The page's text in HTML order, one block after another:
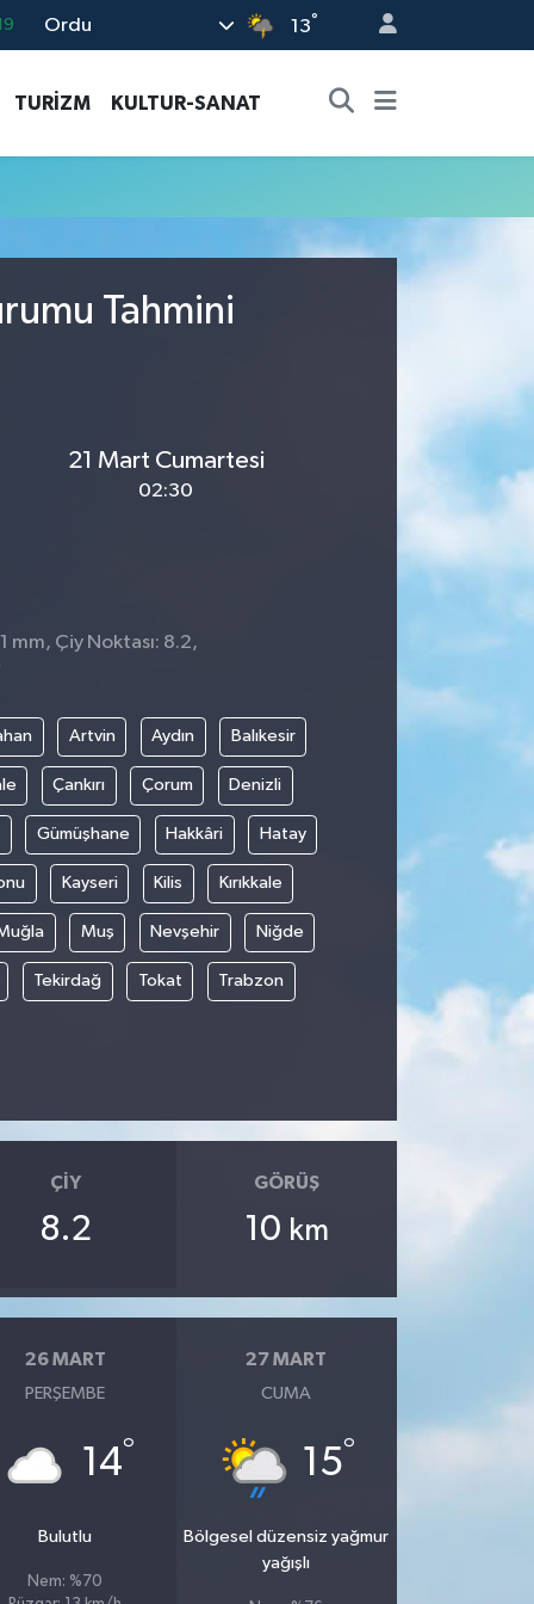
Ordu 13°
TURİZM KULTUR-SANAT
Tahmini
21 Mart Cumartesi
02:30
mm, Çiy Noktası: 8.2,
Artvin Aydın Balıkesir
Çankırı Çorum Denizli
Gümüşhane Hakkâri Hatay
Kayseri Kilis Kırıkkale
Muş Nevşehir Niğde
Tekirdağ Tokat Trabzon
ÇIY
8.2
GÖRÜŞ
10 km
26 MART
PERŞEMBE
14°
Bulutlu
Nem: %70
27 MART
CUMA
15°
Bölgesel düzensiz yağmur
yağışlı